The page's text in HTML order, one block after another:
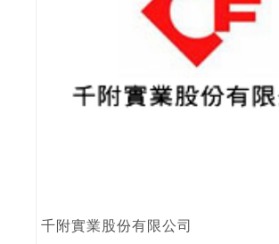
千附實業股份有限公司